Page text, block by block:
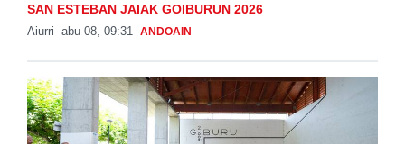
SAN ESTEBAN JAIAK GOIBURUN 2026
Aiurri abu 08, 09:31 ANDOAIN